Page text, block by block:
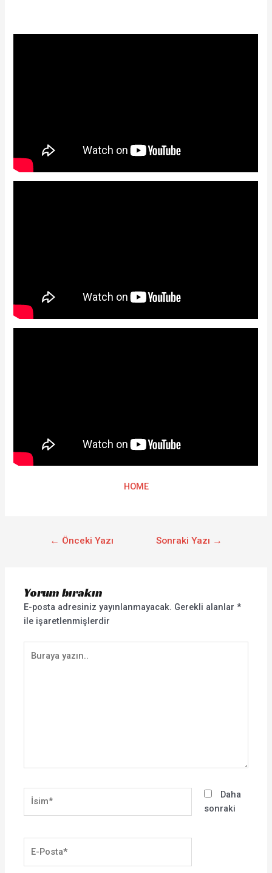
HOME
← Önceki Yazı Sonraki Yazı →
Yorum bırakın
E-posta adresiniz yayınlanmayacak. Gerekli alanlar*
ile işaretlenmişlerdir
yazın..
Posta*
Daha
sonraki